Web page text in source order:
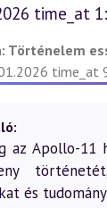
time_at
Történelem
time_at
az Apollo-11
és